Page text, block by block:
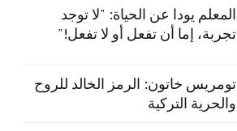
المعلم يودا عن الحياة: "لا توجد
تجربة، إما أن تفعل أو لا تفعل!"
تومريس خاتون: الرمز الخالد للروح
والحرية التركية